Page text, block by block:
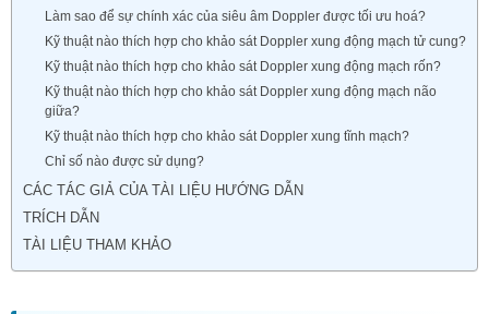
Làm sao để sự chính xác của siêu âm Doppler được tối ưu hoá?
Kỹ thuật nào thích hợp cho khảo sát Doppler xung động mạch tử cung?
Kỹ thuật nào thích hợp cho khảo sát Doppler xung động mạch rốn?
Kỹ thuật nào thích hợp cho khảo sát Doppler xung động mạch não
giữa?
Kỹ thuật nào thích hợp cho khảo sát Doppler xung tĩnh mạch?
Chỉ số nào được sử dụng?
CÁC TÁC GIẢ CỦA TÀI LIỆU HƯỚNG DẪN
TRÍCH DẪN
TÀI LIỆU THAM KHẢO